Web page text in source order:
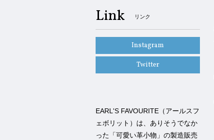
Link リンク
Instagram
Twitter
EARL'S FAVOURITE（アールスフ
ェボリット）は、ありそうでなか
った「可愛い革小物」の製造販売